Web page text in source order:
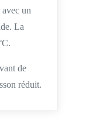
un
La
de
réduit.